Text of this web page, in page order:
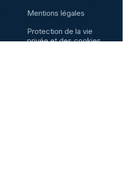
Mentions légales
Protection de la vie
privée et des cookies